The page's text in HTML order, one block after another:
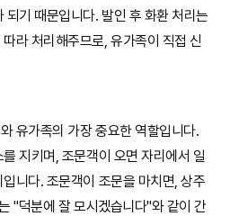
되기 때문입니다. 발인 후 화환 처리는
라 처리해주므로, 유가족이 직접 신
유가족의 가장 중요한 역할입니다.
지키며, 조문객이 오면 자리에서 일
니다. 조문객이 조문을 마치면, 상주
"덕분에 잘 모시겠습니다"와 같이 간